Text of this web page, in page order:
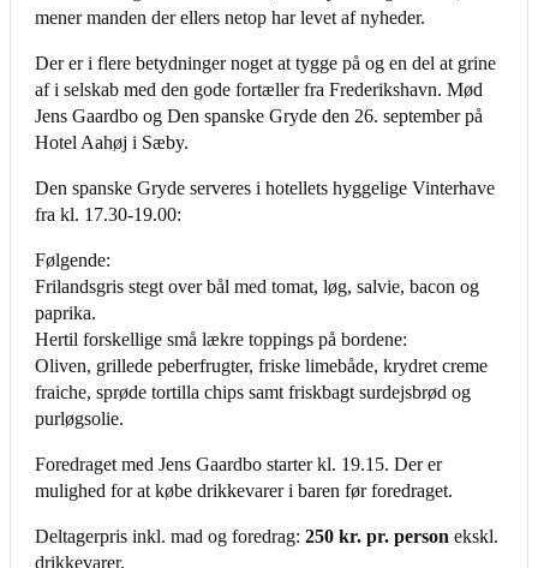
mener manden der ellers netop har levet af nyheder.
Der er i flere betydninger noget at tygge på og en del at grine
af i selskab med den gode fortæller fra Frederikshavn. Mød
Jens Gaardbo og Den spanske Gryde den 26. september på
Hotel Aahøj i Sæby.
Den spanske Gryde serveres i hotellets hyggelige Vinterhave
fra kl. 17.30-19.00:
Følgende:
Frilandsgris stegt over bål med tomat, løg, salvie, bacon og
paprika.
Hertil forskellige små lækre toppings på bordene:
Oliven, grillede peberfrugter, friske limebåde, krydret creme
fraiche, sprøde tortilla chips samt friskbagt surdejsbrød og
purløgsolie.
Foredraget med Jens Gaardbo starter kl. 19.15. Der er
mulighed for at købe drikkevarer i baren før foredraget.
Deltagerpris inkl. mad og foredrag: 250 kr. pr. person ekskl.
drikkevarer.